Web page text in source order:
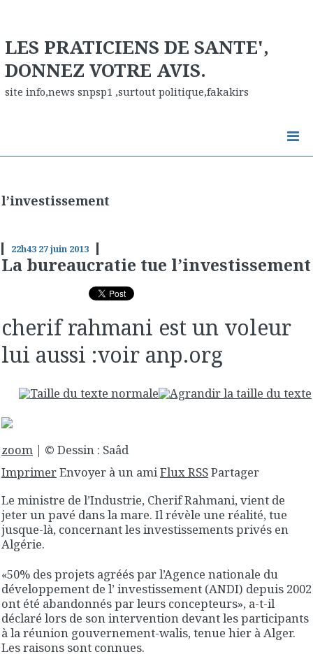
LES PRATICIENS DE SANTE',
DONNEZ VOTRE AVIS.
site info,news snpsp1 ,surtout politique,fakakirs
l’investissement
22h43 27juin 2013
La bureaucratie tue l’investissement
cherif rahmani est un voleur
lui aussi :voir anp.org
zoom | © Dessin : Saâd
ImprimerEnvoyer à un amiFlux RSSPartager
Le ministre de l’Industrie, Cherif Rahmani, vient de
jeter un pavé dans la mare. Il révèle une réalité, tue
jusque-là, concernant les investissements privés en
Algérie.
«50% des projets agréés par l’Agence nationale du
développement de l’ investissement (ANDI) depuis 2002
ont été abandonnés par leurs concepteurs», a-t-il
déclaré lors de son intervention devant les participants
à la réunion gouvernement-walis, tenue hier à Alger.
Les raisons sont connues.